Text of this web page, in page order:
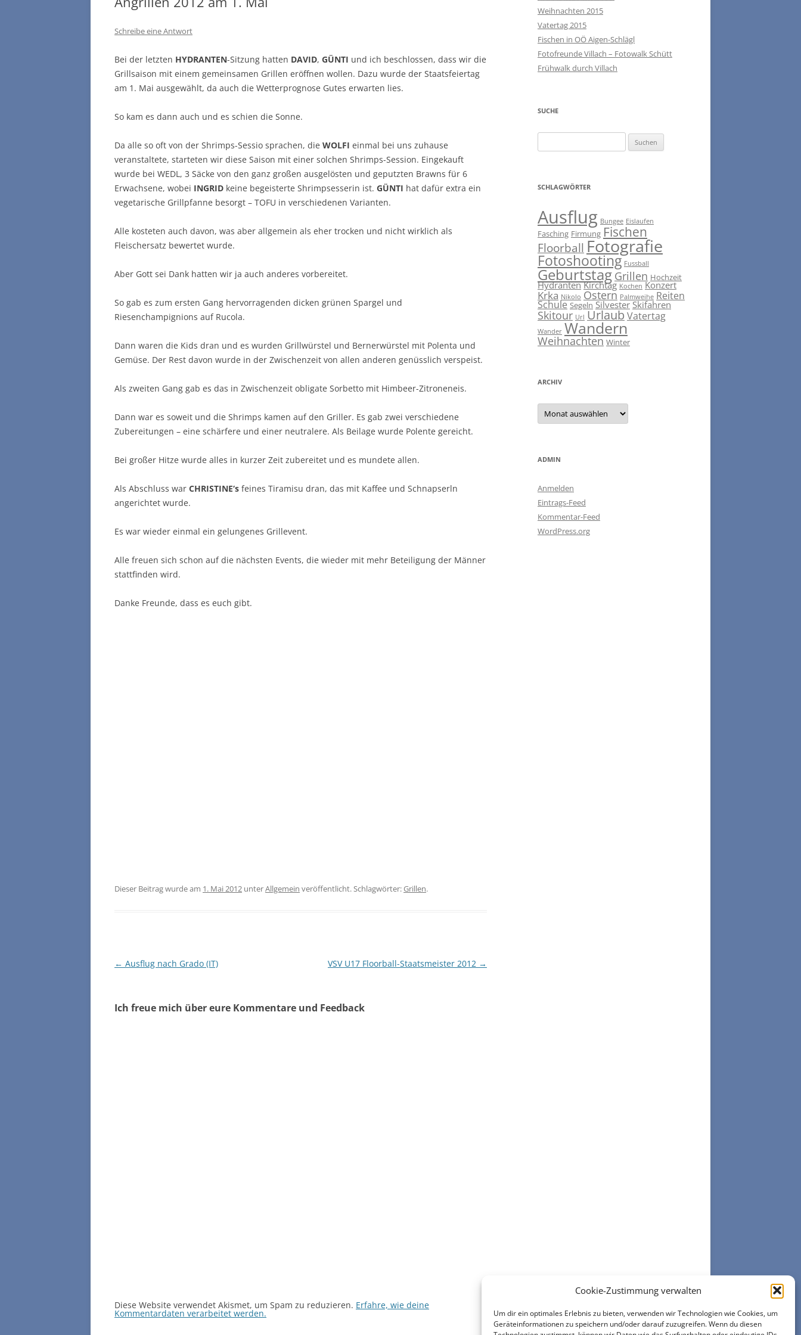
Cookie-Zustimmung verwalten
Um dir ein optimales Erlebnis zu bieten, verwenden wir Technologien wie Cookies, um
Geräteinformationen zu speichern und/oder darauf zuzugreifen. Wenn du diesen
Schreibe eine Antwort
Bei der letzten HYDRANTEN-Sitzung hatten DAVID, GÜNTI und ich beschlossen, dass wir die
Grillsaison mit einem gemeinsamen Grillen eröffnen wollen. Dazu wurde der Staatsfeiertag
am 1. Mai ausgewählt, da auch die Wetterprognose Gutes erwarten lies.
So kam es dann auch und es schien die Sonne.
Da alle so oft von der Shrimps-Sessio sprachen, die WOLFI einmal bei uns zuhause
veranstaltete, starteten wir diese Saison mit einer solchen Shrimps-Session. Eingekauft
wurde bei WEDL, 3 Säcke von den ganz großen ausgelösten und geputzten Brawns für 6
Erwachsene, wobei INGRID keine begeisterte Shrimpsesserin ist. GÜNTI hat dafür extra ein
vegetarische Grillpfanne besorgt – TOFU in verschiedenen Varianten.
Alle kosteten auch davon, was aber allgemein als eher trocken und nicht wirklich als
Fleischersatz bewertet wurde.
Aber Gott sei Dank hatten wir ja auch anderes vorbereitet.
So gab es zum ersten Gang hervorragenden dicken grünen Spargel und
Riesenchampignions auf Rucola.
Dann waren die Kids dran und es wurden Grillwürstel und Bernerwürstel mit Polenta und
Gemüse. Der Rest davon wurde in der Zwischenzeit von allen anderen genüsslich verspeist.
Als zweiten Gang gab es das in Zwischenzeit obligate Sorbetto mit Himbeer-Zitroneneis.
Dann war es soweit und die Shrimps kamen auf den Griller. Es gab zwei verschiedene
Zubereitungen – eine schärfere und einer neutralere. Als Beilage wurde Polente gereicht.
Bei großer Hitze wurde alles in kurzer Zeit zubereitet und es mundete allen.
Als Abschluss war CHRISTINE‘s feines Tiramisu dran, das mit Kaffee und Schnapserln
angerichtet wurde.
Es war wieder einmal ein gelungenes Grillevent.
Alle freuen sich schon auf die nächsten Events, die wieder mit mehr Beteiligung der Männer
stattfinden wird.
Danke Freunde, dass es euch gibt.
Dieser Beitrag wurde am 1. Mai 2012 unterAllgemein veröffentlicht. Schlagwörter:Grillen.
Beitragsnavigation
← Ausflug nach Grado (IT) VSV U17 Floorball-Staatsmeister 2012 →
Ich freue mich über eure Kommentare und Feedback
Diese Website verwendet Akismet, um Spam zu reduzieren. Erfahre, wie deine
Kommentardaten verarbeitet werden.
Weihnachten 2015
Vatertag 2015
Fischen in OÖ Aigen-Schlägl
Fotofreunde Villach – Fotowalk Schütt
Frühwalk durch Villach
SUCHE
nach:
SCHLAGWÖRTER
Ausflug Bungee Eislaufen
Fasching Firmung Fischen
Floorball Fotografie
Fotoshooting Fussball
Geburtstag Grillen Hochzeit
Hydranten Kirchtag Kochen Konzert
Krka Nikolo Ostern Palmweihe Reiten
Schule Segeln Silvester Skifahren
Skitour Url Urlaub Vatertag
Wander Wandern
Weihnachten Winter
ARCHIV
ARCHIV
ADMIN
Anmelden
Eintrags-Feed
Kommentar-Feed
WordPress.org